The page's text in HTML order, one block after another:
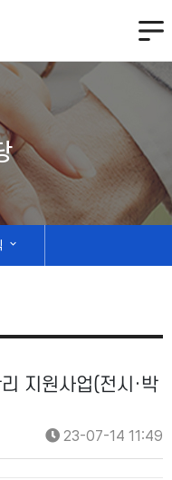
expand_more
지원사업(전시·박
23-07-14 11:49